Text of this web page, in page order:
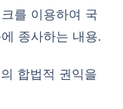
종사하는 내용.